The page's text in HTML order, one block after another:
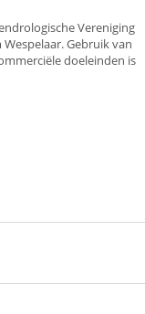
Vereniging
Gebruik van
doeleinden is